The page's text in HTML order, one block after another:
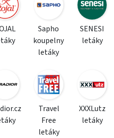
Sapho
koupelny
letáky
SENESI
letáky
Travel
Free
letáky
XXXLutz
letáky